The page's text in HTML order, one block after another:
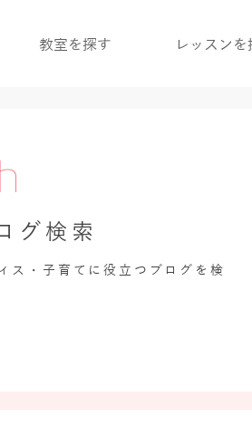
教室を探す レッスンを
グ検索
ス・子育てに役立つブログを検